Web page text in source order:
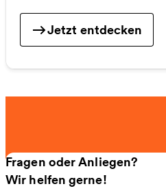
Jetzt entdecken
Fragen oder Anliegen?
Wir helfen gerne!